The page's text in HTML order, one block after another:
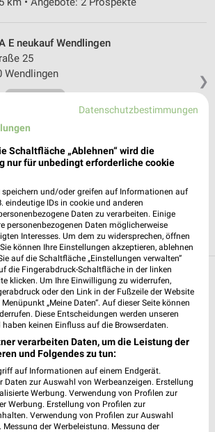
❯
E neukauf Wendlingen
25
Wendlingen
Wolfschlugen
Wolfschlugen
geschlossen
km • Angebote: 2 Prospekte
und Prospekte für
REWE
Datenschutzbestimmungen
Schaltfläche „Ablehnen“ wird die
nur für unbedingt erforderliche cookie
speichern und/oder greifen auf Informationen auf
eindeutige IDs in cookie und anderen
Daten zu verarbeiten. Einige
personenbezogenen Daten möglicherweise
Interesses. Um dem zu widersprechen, öffnen
können Ihre Einstellungen akzeptieren, ablehnen
auf die Schaltfläche „Einstellungen verwalten“
die Fingerabdruck-Schaltfläche in der linken
klicken. Um Ihre Einwilligung zu widerrufen,
oder den Link in der Fußzeile der Website
„Meine Daten“. Auf dieser Seite können
Diese Entscheidungen werden unseren
keinen Einfluss auf die Browserdaten.
verarbeiten Daten, um die Leistung der
und Folgendes zu tun:
auf Informationen auf einem Endgerät.
Daten zur Auswahl von Werbeanzeigen. Erstellung
Werbung. Verwendung von Profilen zur
Werbung. Erstellung von Profilen zur
Verwendung von Profilen zur Auswahl
der Werbeleistung. Messung der